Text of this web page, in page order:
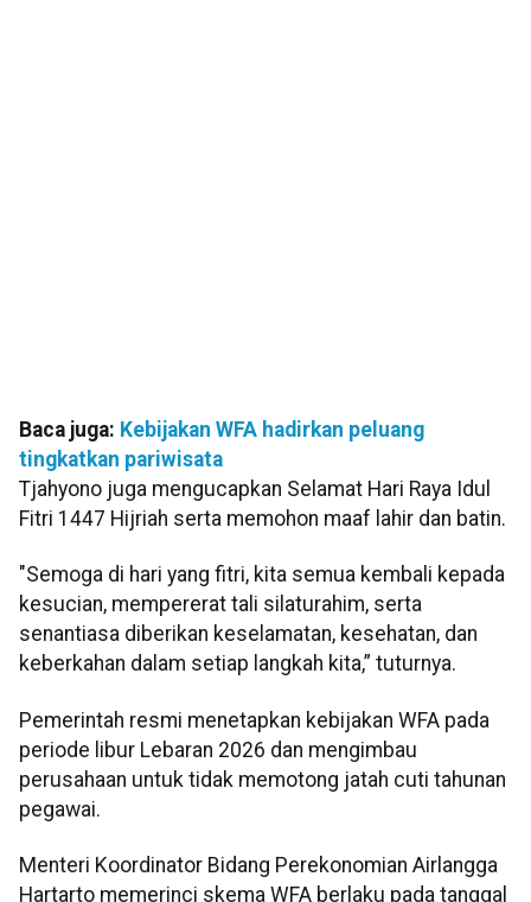
Baca juga: Kebijakan WFA hadirkan peluang
tingkatkan pariwisata
Tjahyono juga mengucapkan Selamat Hari Raya Idul
Fitri 1447 Hijriah serta memohon maaf lahir dan batin.
"Semoga di hari yang fitri, kita semua kembali kepada
kesucian, mempererat tali silaturahim, serta
senantiasa diberikan keselamatan, kesehatan, dan
keberkahan dalam setiap langkah kita,” tuturnya.
Pemerintah resmi menetapkan kebijakan WFA pada
periode libur Lebaran 2026 dan mengimbau
perusahaan untuk tidak memotong jatah cuti tahunan
pegawai.
Menteri Koordinator Bidang Perekonomian Airlangga
Hartarto memerinci skema WFA berlaku pada tanggal